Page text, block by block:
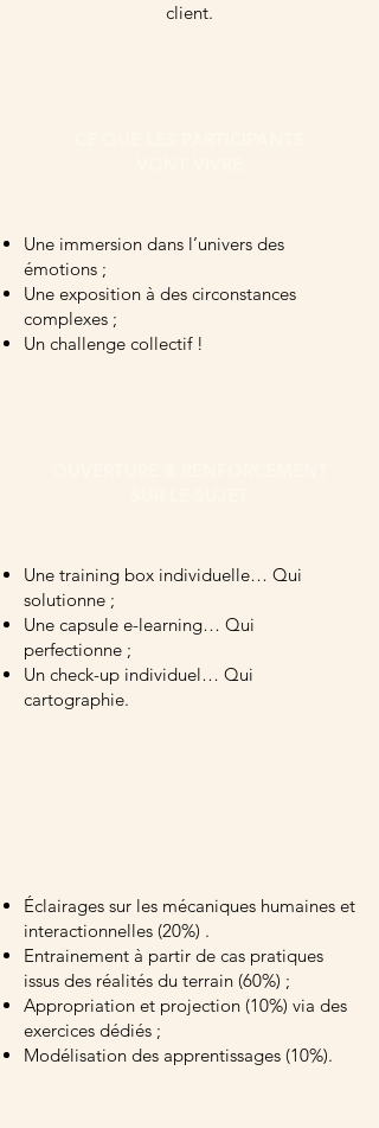
client.
Une immersion dans l’univers des
émotions ;
Une exposition à des circonstances
complexes ;
Un challenge collectif !
Une training box individuelle… Qui
solutionne ;
Une capsule e-learning… Qui
perfectionne ;
Un check-up individuel… Qui
cartographie.
Éclairages sur les mécaniques humaines et
interactionnelles (20%) .
Entrainement à partir de cas pratiques
issus des réalités du terrain (60%) ;
Appropriation et projection (10%) via des
exercices dédiés ;
Modélisation des apprentissages (10%).